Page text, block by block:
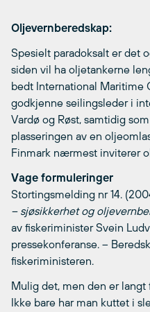
Oljevernberedskap:
Spesielt paradoksalt er det
siden vil ha oljetankerne
bedt International Maritime
godkjenne seilingsleder i
Vardø og Røst, samtidig
plasseringen av en
Finmark nærmest inviterer
Vage formuleringer
Stortingsmelding nr 14.
– sjøsikkerhet og
av fiskeriminister Svein
pressekonferanse. –
fiskeriministeren.
Mulig det, men den er langt
Ikke bare har man kuttet i